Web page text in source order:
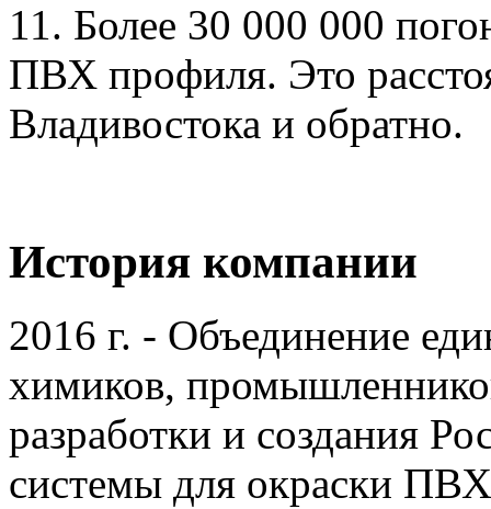
11. Более 30 000 000
ПВХ профиля. Это
Владивостока и обратно.
История компании
2016 г. - Объединение
химиков,
разработки и создания
системы для окраски